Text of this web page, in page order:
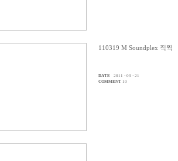
110319 M Soundplex 직찍
DATE
2011 · 03 · 21
COMMENT 10